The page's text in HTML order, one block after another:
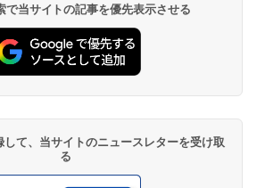
で当サイトの記事を優先表示させる
て、当サイトのニュースレターを受け取
る